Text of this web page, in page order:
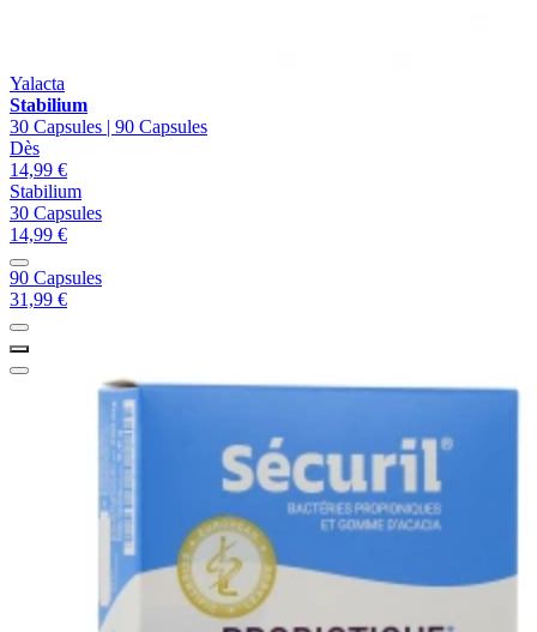
Yalacta
Stabilium
30 Capsules | 90 Capsules
Dès
14,99 €
Stabilium
30 Capsules
14,99 €
90 Capsules
31,99 €